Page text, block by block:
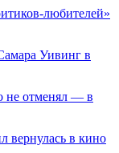
любителей»
Уивинг в
не отменял — в
вернулась в кино